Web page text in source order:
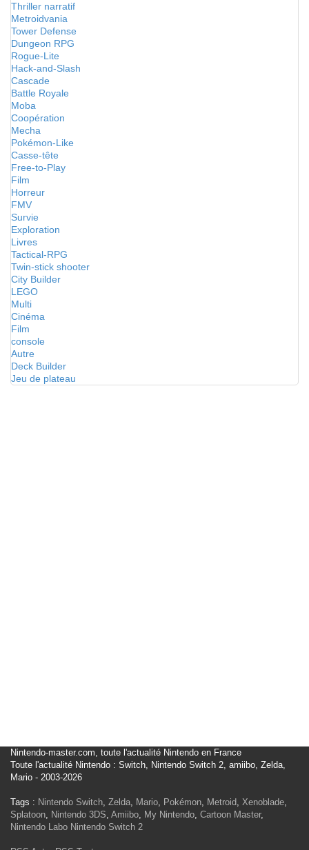
Thriller narratif
Metroidvania
Tower Defense
Dungeon RPG
Rogue-Lite
Hack-and-Slash
Cascade
Battle Royale
Moba
Coopération
Mecha
Pokémon-Like
Casse-tête
Free-to-Play
Film
Horreur
FMV
Survie
Exploration
Livres
Tactical-RPG
Twin-stick shooter
City Builder
LEGO
Multi
Cinéma
Film
console
Autre
Deck Builder
Jeu de plateau
Nintendo-master.com, toute l'actualité Nintendo en France
Toute l'actualité Nintendo : Switch, Nintendo Switch 2, amiibo, Zelda,
Mario - 2003-2026
Tags : Nintendo Switch, Zelda, Mario, Pokémon, Metroid, Xenoblade,
Splatoon, Nintendo 3DS, Amiibo, My Nintendo, Cartoon Master,
Nintendo Labo Nintendo Switch 2